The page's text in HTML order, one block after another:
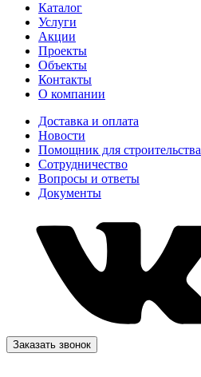
Каталог
Услуги
Акции
Проекты
Объекты
Контакты
О компании
Доставка и оплата
Новости
Помощник для строительства
Сотрудничество
Вопросы и ответы
Документы
Заказать звонок